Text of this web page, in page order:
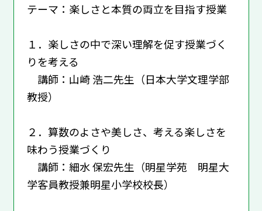
テーマ：楽しさと本質の両立を目指す授業
１．楽しさの中で深い理解を促す授業づく
りを考える
講師：山崎 浩二先生（日本大学文理学部
教授）
２．算数のよさや美しさ、考える楽しさを
味わう授業づくり
講師：細水 保宏先生（明星学苑 明星大
学客員教授兼明星小学校校長）